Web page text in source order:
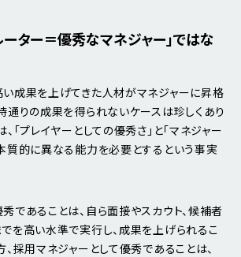
ーター＝優秀なマネジャー」ではな
成果を上げてきた人材がマネジャーに昇格
通りの成果を得られないケースは珍しくあり
「プレイヤーとしての優秀さ」と「マネジャー
質的に異なる能力を必要とするという事実
であることは、自ら面接やスカウト、候補者
を高い水準で実行し、成果を上げられるこ
、採用マネジャーとして優秀であることは、